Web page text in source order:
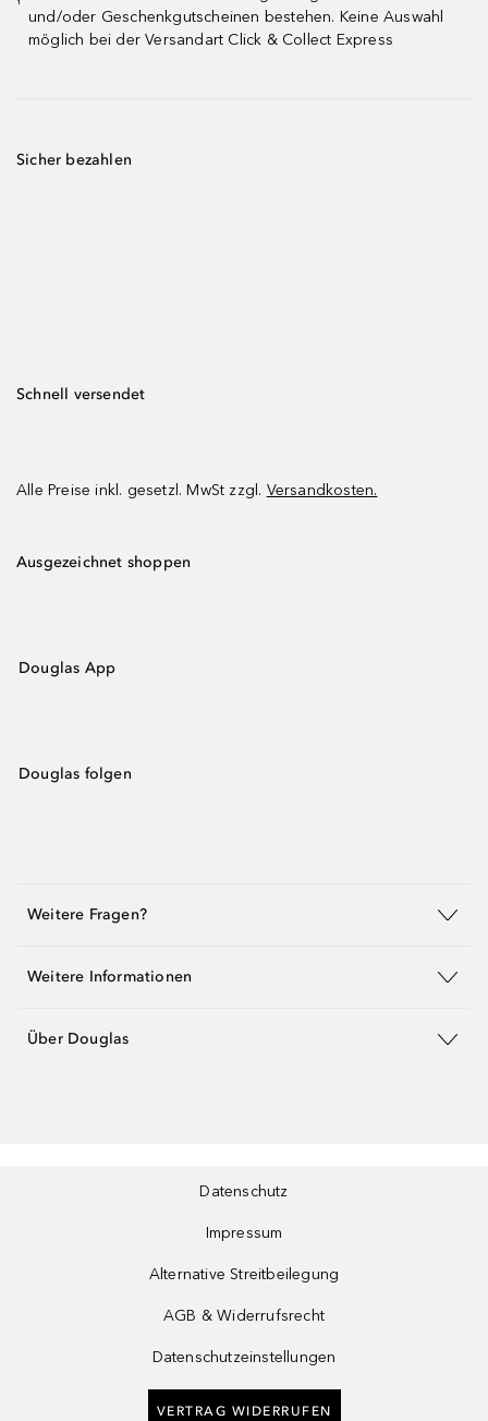
¹
und/oder Geschenkgutscheinen bestehen. Keine Auswahl
möglich bei der Versandart Click & Collect Express
Sicher bezahlen
Schnell versendet
Alle Preise inkl. gesetzl. MwSt zzgl. Versandkosten.
Ausgezeichnet shoppen
Douglas App
Douglas folgen
Weitere Fragen?
Weitere Informationen
Über Douglas
Datenschutz
Impressum
Alternative Streitbeilegung
AGB & Widerrufsrecht
Datenschutzeinstellungen
VERTRAG WIDERRUFEN